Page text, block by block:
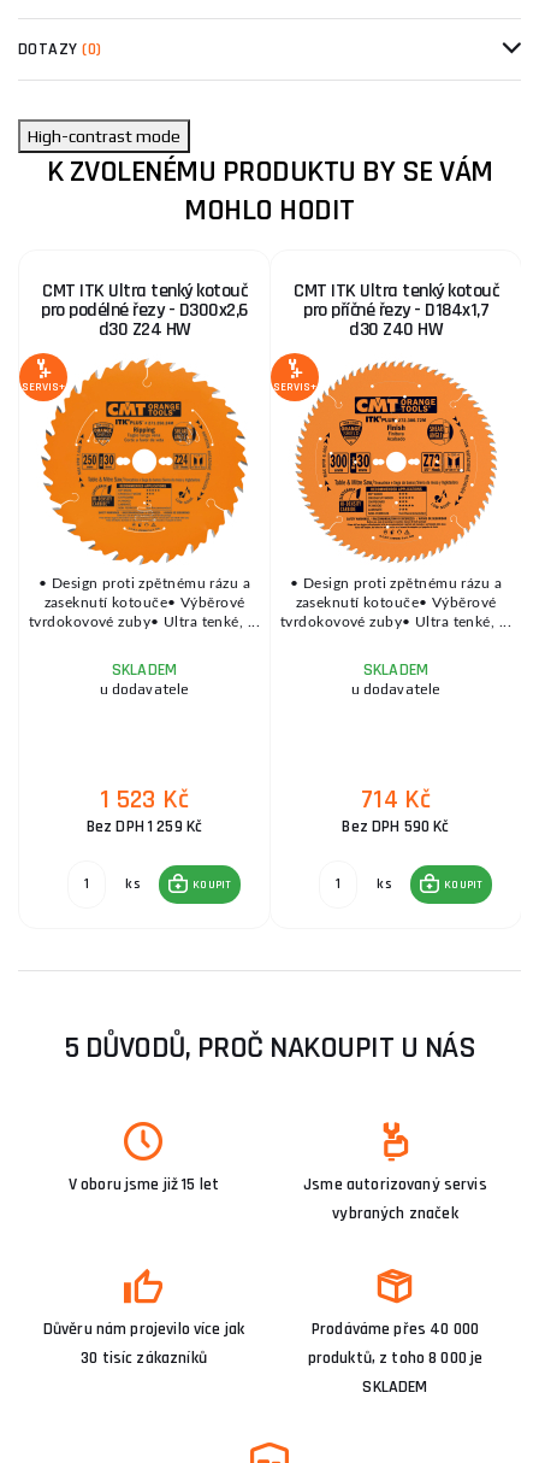
DOTAZY(0)
High-contrast mode
K ZVOLENÉMU PRODUKTU BY SE VÁM
MOHLO HODIT
CMT ITK Ultra tenký kotouč
pro podélné řezy - D300x2,6
d30 Z24 HW
SERVIS+
• Design proti zpětnému rázu a
zaseknutí kotouče• Výběrové
tvrdokovové zuby• Ultra tenké, ...
SKLADEM
u dodavatele
1 523 Kč
Bez DPH 1 259 Kč
ks KOUPIT
CMT ITK Ultra tenký kotouč
pro příčné řezy - D184x1,7
d30 Z40 HW
SERVIS+
• Design proti zpětnému rázu a
zaseknutí kotouče• Výběrové
tvrdokovové zuby• Ultra tenké, ...
SKLADEM
u dodavatele
714 Kč
Bez DPH 590 Kč
ks KOUPIT
5 DŮVODŮ, PROČ NAKOUPIT U NÁS
V oboru jsme již 15 let
Jsme autorizovaný servis
vybraných značek
Důvěru nám projevilo více jak
30 tisíc zákazníků
Prodáváme přes 40 000
produktů, z toho 8 000 je
SKLADEM